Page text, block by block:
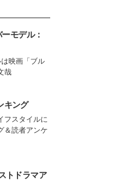
モデル：
映画「ブル
哉
キング
フスタイルに
＆読者アンケ
トドラマア